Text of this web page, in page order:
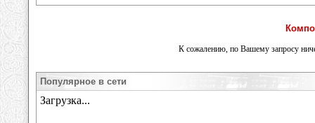
К сожалению, по Вашему запросу
Популярное в сети